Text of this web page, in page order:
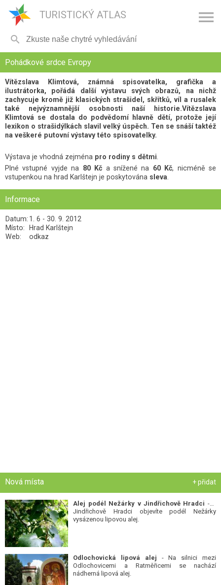
TURISTICKÝ ATLAS 

Pohádkové srdce Evropy
Vítězslava Klimtová, známná spisovatelka, grafička a
ilustrátorka, pořádá další výstavu svých obrazů, na nichž
zachycuje kromě již klasických strašidel, skřítků, víl a rusalek
také nejvýznamnější osobnosti naší historie.Vítězslava
Klimtová se dostala do podvědomí hlavně dětí, protože její
lexikon o strašidýlkách slavil velký úspěch. Ten se snáší taktéž
na veškeré putovní výstavy této spisovatelky.
Výstava je vhodná zejména pro rodiny s dětmi
Plné vstupné vyjde na 80 Kč a snížené na 60 Kč, nicméně se
vstupenkou na hrad Karlštejn je poskytována sleva
Informace
Datum: 1. 6 - 30. 9. 2012
Místo:
Hrad Karlštejn
Web:
odkaz
Nová místa + přidat
Alej podél Nežárky v Jindřichově Hradci - V
Jindřichově Hradci objevíte podél Nežárky
vysázenou lipovou alej.
Odlochovická lipová alej - Na silnici mezi
Odlochovicemi a Ratměřicemi se nachází
nádherná lipová alej.